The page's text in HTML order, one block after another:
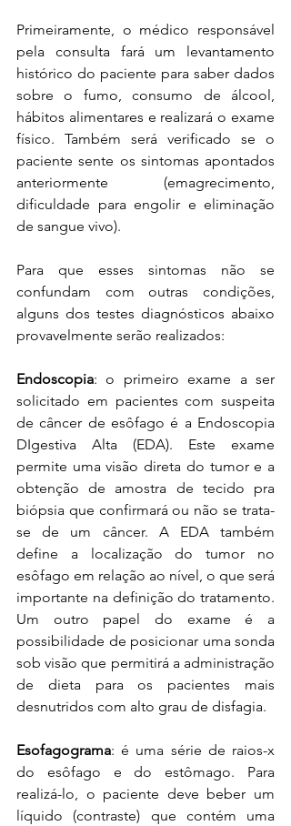
Primeiramente, o médico responsável
pela consulta fará um levantamento
histórico do paciente para saber dados
sobre o fumo, consumo de álcool,
hábitos alimentares e realizará o exame
físico. Também será verificado se o
paciente sente os sintomas apontados
anteriormente (emagrecimento,
dificuldade para engolir e eliminação
de sangue vivo).
Para que esses sintomas não se
confundam com outras condições,
alguns dos testes diagnósticos abaixo
provavelmente serão realizados:
Endoscopia: o primeiro exame a ser
solicitado em pacientes com suspeita
de câncer de esôfago é a Endoscopia
DIgestiva Alta (EDA). Este exame
permite uma visão direta do tumor e a
obtenção de amostra de tecido pra
biópsia que confirmará ou não se trata-
se de um câncer. A EDA também
define a localização do tumor no
esôfago em relação ao nível, o que será
importante na definição do tratamento.
Um outro papel do exame é a
possibilidade de posicionar uma sonda
sob visão que permitirá a administração
de dieta para os pacientes mais
desnutridos com alto grau de disfagia.
Esofagograma: é uma série de raios-x
do esôfago e do estômago. Para
realizá-lo, o paciente deve beber um
líquido (contraste) que contém uma